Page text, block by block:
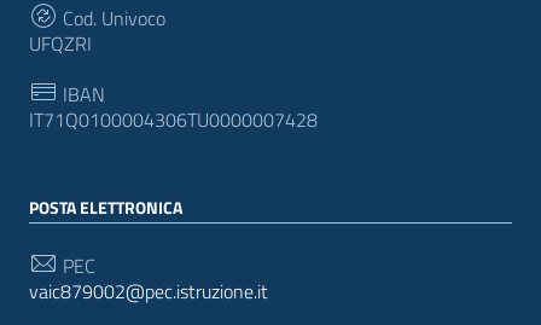
Cod. Univoco
UFQZRI
IBAN
IT71Q0100004306TU0000007428
POSTA ELETTRONICA
PEC
vaic879002@pec.istruzione.it